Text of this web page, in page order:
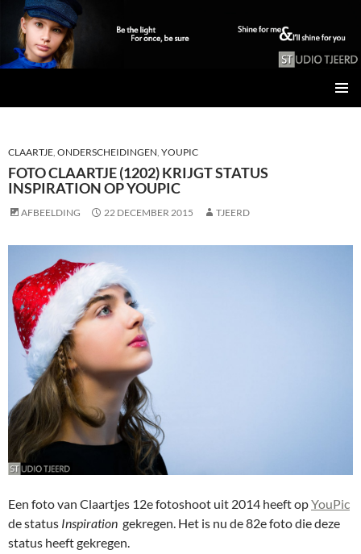
INHOUD
CLAARTJE, ONDERSCHEIDINGEN, YOUPIC
FOTO CLAARTJE (1202) KRIJGT STATUS
INSPIRATION OP YOUPIC
AFBEELDING 22 DECEMBER 2015 TJEERD
Een foto van Claartjes 12e fotoshoot uit 2014 heeft opYouPic
de status Inspiration gekregen. Het is nu de 82e foto die deze
status heeft gekregen.